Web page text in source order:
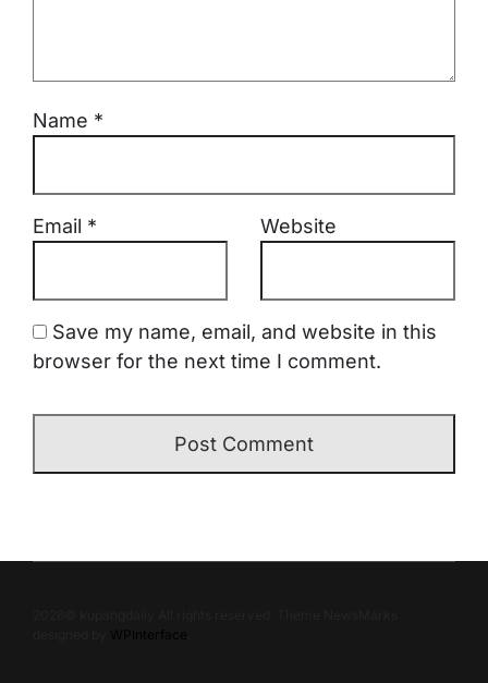
Name *
Email * Website
Save my name, email, and website in this
browser for the next time I comment.